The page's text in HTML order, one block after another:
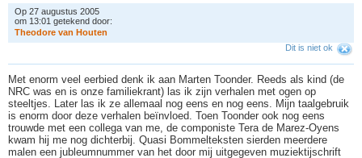
Op 27 augustus 2005
om 13:01 getekend door:
Theodore van Houten
Dit is niet ok
Met enorm veel eerbied denk ik aan Marten Toonder. Reeds als kind (de
NRC was en is onze familiekrant) las ik zijn verhalen met ogen op
steeltjes. Later las ik ze allemaal nog eens en nog eens. Mijn taalgebruik
is enorm door deze verhalen beïnvloed. Toen Toonder ook nog eens
trouwde met een collega van me, de componiste Tera de Marez-Oyens
kwam hij me nog dichterbij. Quasi Bommelteksten sierden meerdere
malen een jubleumnummer van het door mij uitgegeven muziektijschrift